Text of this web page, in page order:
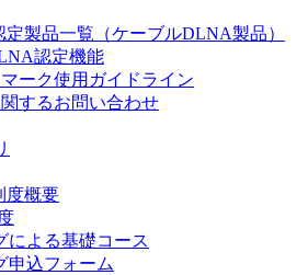
定製品一覧（ケーブルDLNA製品）
認定機能
ーク使用ガイドライン
するお問い合わせ
度概要
による基礎コース
申込フォーム